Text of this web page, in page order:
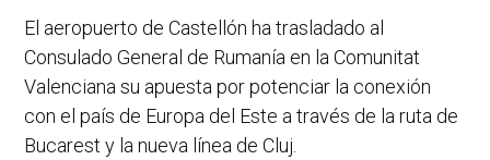
El aeropuerto de Castellón ha trasladado al
Consulado General de Rumanía en la Comunitat
Valenciana su apuesta por potenciar la conexión
con el país de Europa del Este a través de la ruta de
Bucarest y la nueva línea de Cluj.